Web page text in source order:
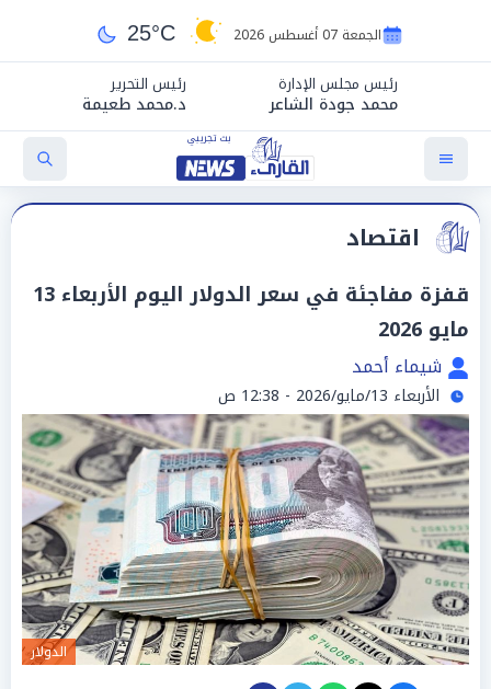
الجمعة 07 أغسطس 2026 25°C
رئيس مجلس الإدارة
محمد جودة الشاعر
رئيس التحرير
د.محمد طعيمة
اقتصاد
قفزة مفاجئة في سعر الدولار اليوم الأربعاء 13
مايو 2026
شيماء أحمد
الأربعاء 13/مايو/2026 - 12:38 ص
الدولار